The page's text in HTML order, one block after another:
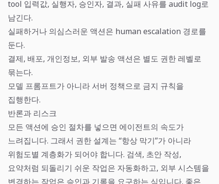
tool 입력값, 실행자, 승인자, 결과, 실패 사유를 audit log로
남긴다.
실패하거나 의심스러운 액션은 human escalation 경로를
둔다.
결제, 배포, 개인정보, 외부 발송 액션은 별도 권한 레벨로
묶는다.
모델 프롬프트가 아니라 서버 정책으로 금지 규칙을
집행한다.
반론과 리스크
모든 액션에 승인 절차를 넣으면 에이전트의 속도가
느려집니다. 그래서 권한 설계는 “항상 막기”가 아니라
위험도별 계층화가 되어야 합니다. 검색, 초안 작성,
요약처럼 되돌리기 쉬운 작업은 자동화하고, 외부 시스템을
변경하는 작업은 승인과 기록을 요구하는 식입니다. 좋은